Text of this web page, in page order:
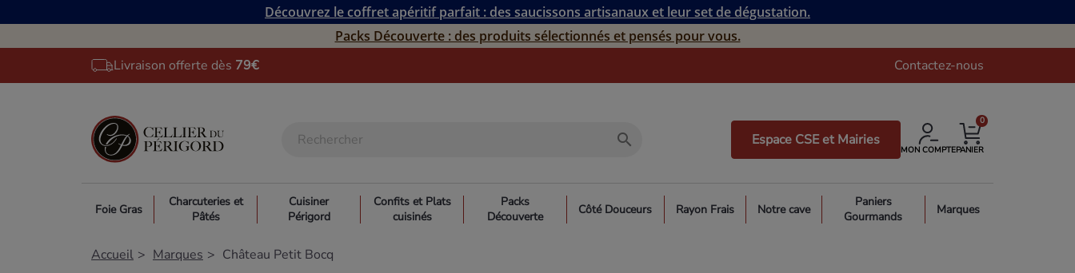
Découvrez le coffret apéritif parfait : des saucissons artisanaux et leur set de dégustation.
Packs Découverte : des produits sélectionnés et pensés pour vous.
Livraison offerte dès 79€ Contactez-nous
search Espace CSE et Mairies
MON COMPTEPANIER
0
Foie Gras
Charcuteries et
Pâtés
Cuisiner
Périgord
Confits et Plats
cuisinés
Packs
Découverte
Côté Douceurs Rayon Frais Notre cave
Paniers
Gourmands
Marques
Accueil Marques Château Petit Bocq